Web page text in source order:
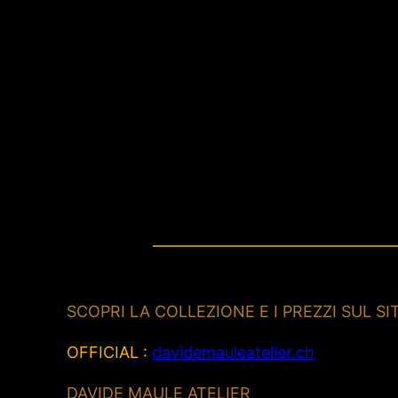
SCOPRI LA COLLEZIONE E I PREZZI SUL
OFFICIAL : davidemauleatelier.ch
DAVIDE MAULE ATELIER